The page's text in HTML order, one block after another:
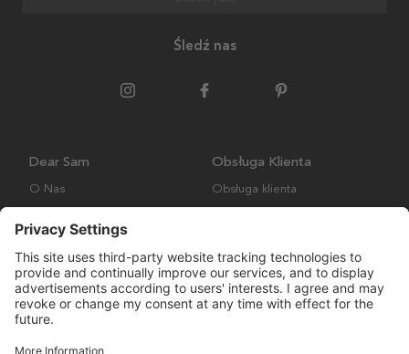
Śledź nas
Dear Sam
O Nas
Obsługa Klienta
Obsługa klienta
Wysyłka i Dostawa